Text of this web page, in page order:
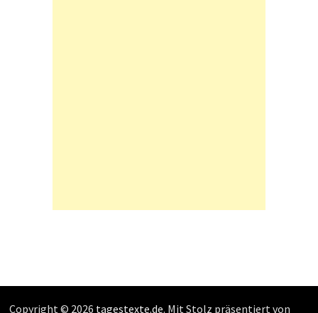
Copyright © 2026 tagestexte.de. Mit Stolz präsentiert von